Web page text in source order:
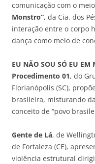
comunicação com o
Monstro”, da Cia. dos
interação entre o corpo
dança como meio de
EU NÃO SOU SÓ EU
Procedimento 01, do
Florianópolis (SC),
brasileira, misturando
conceito de “povo
Gente de Lá, de
de Fortaleza (CE),
violência estrutural